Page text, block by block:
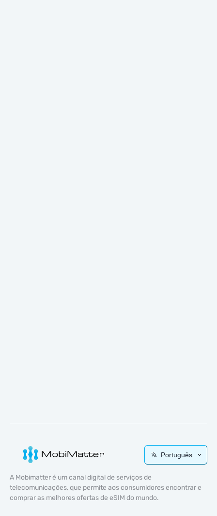
Português
A Mobimatter é um canal digital de serviços de
telecomunicações, que permite aos consumidores encontrar e
comprar as melhores ofertas de eSIM do mundo.